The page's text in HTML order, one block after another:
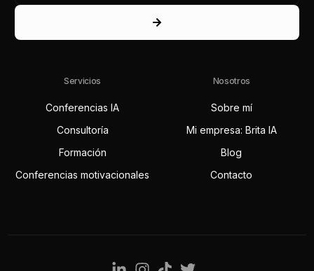
Servicios
Conferencias IA
Consultoría
Formación
Conferencias motivacionales
Nosotros
Sobre mí
Mi empresa: Brita IA
Blog
Contacto